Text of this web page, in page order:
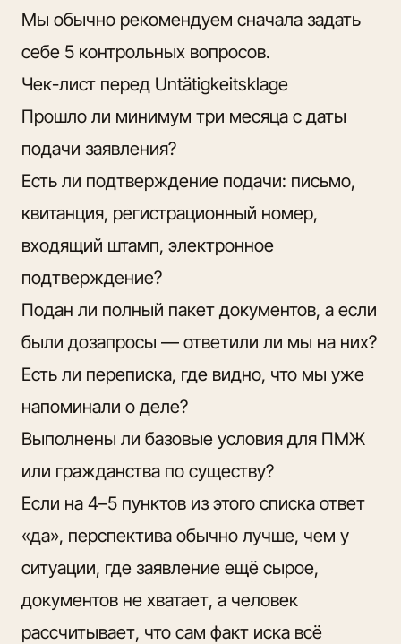
Мы обычно рекомендуем сначала задать
себе 5 контрольных вопросов.
Чек-лист перед Untätigkeitsklage
Прошло ли минимум три месяца с даты
подачи заявления?
Есть ли подтверждение подачи: письмо,
квитанция, регистрационный номер,
входящий штамп, электронное
подтверждение?
Подан ли полный пакет документов, а если
были дозапросы — ответили ли мы на них?
Есть ли переписка, где видно, что мы уже
напоминали о деле?
Выполнены ли базовые условия для ПМЖ
или гражданства по существу?
Если на 4–5 пунктов из этого списка ответ
«да», перспектива обычно лучше, чем у
ситуации, где заявление ещё сырое,
документов не хватает, а человек
рассчитывает, что сам факт иска всё